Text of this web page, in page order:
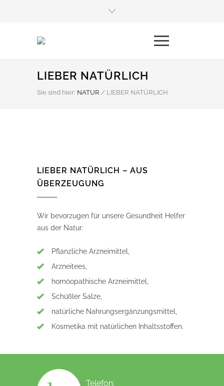
LIEBER NATÜRLICH
Sie sind hier: NATUR / LIEBER NATÜRLICH
LIEBER NATÜRLICH – AUS
ÜBERZEUGUNG
Wir bevorzugen für unsere Gesundheit Helfer
aus der Natur:
Pflanzliche Arzneimittel,
Arzneitees,
homöopathische Arzneimittel,
Schüßler Salze,
natürliche Nahrungsergänzungsmittel,
Kosmetika mit natürlichen Inhaltsstoffen.
Telefon: